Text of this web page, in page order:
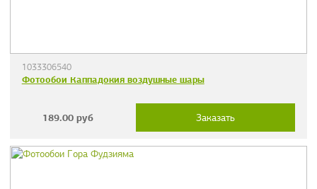
1033306540
Фотообои Каппадокия воздушные шары
189.00 руб Заказать